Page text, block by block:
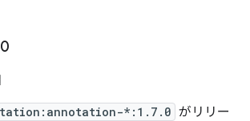
0
*:1.7.0 がリリー